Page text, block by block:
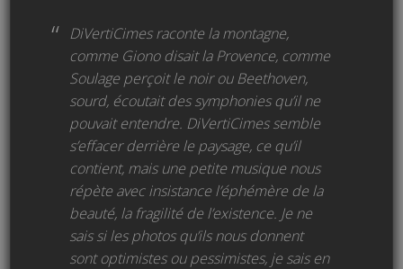
DiVertiCimes raconte la montagne,
comme Giono disait la Provence, comme
Soulage perçoit le noir ou Beethoven,
sourd, écoutait des symphonies qu’il ne
pouvait entendre. DiVertiCimes semble
s’effacer derrière le paysage, ce qu’il
contient, mais une petite musique nous
répète avec insistance l’éphémère de la
beauté, la fragilité de l’existence. Je ne
sais si les photos qu’ils nous donnent
sont optimistes ou pessimistes, je sais en